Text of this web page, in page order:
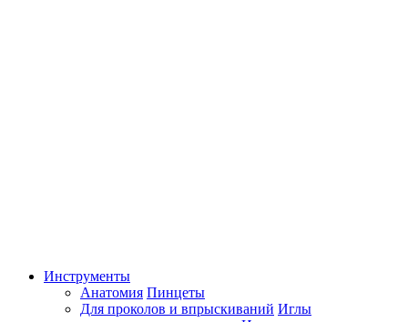
Инструменты
Анатомия Пинцеты
Для проколов и впрыскиваний Иглы